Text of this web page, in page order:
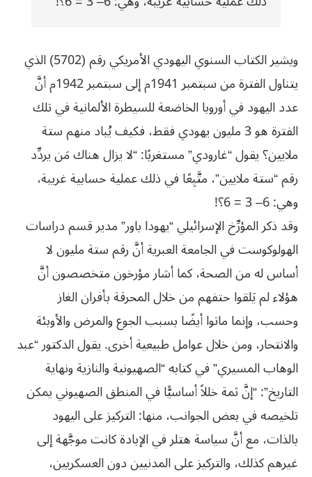
ويشير الكتاب السنوي اليهودي الأمريكي رقم (5702) الذي
يتناول الفترة من سبتمبر 1941م إلى سبتمبر 1942م أنَّ
عدد اليهود في أوروبا الخاضعة للسيطرة الألمانية في تلك
الفترة هو 3 مليون يهودي فقط، فكيف يُباد منهم ستة
ملايين؟ يقول “غارودي” مستغربًا: “لا يزال هناك مَن يردِّد
رقم “ستة ملايين”، متَّبِعًا في ذلك عملية حسابية غريبة،
وهي: 6– 3 = 6؟!
وقد ذكر المؤرِّخ الإسرائيلي “يهودا باور” مدير قسم دراسات
الهولوكوست في الجامعة العبرية أنَّ رقم ستة مليون لا
أساس له من الصحة، كما أشار مؤرخون متخصصون أنَّ
هؤلاء لم يَلقوا حتفهم من خلال المحرقة بأفران الغاز
وحسب، وإنما ماتوا أيضًا بسبب الجوع والمرض والأوبئة
والانتحار، ومن خلال عوامل طبيعية أخرى. يقول الدكتور “عبد
الوهاب المسيري” في كتابه “الصهيونية والنازية ونهاية
التاريخ”: “إنَّ ثمة خللاً أساسيًّا في المنطق الصهيوني يمكن
تلخيصه في بعض الجوانب، منها: التركيز على اليهود
بالذات، مع أنَّ سياسة هتلر في الإبادة كانت موجَّهة إلى
غيرهم كذلك، والتركيز على المدنيين دون العسكريين،